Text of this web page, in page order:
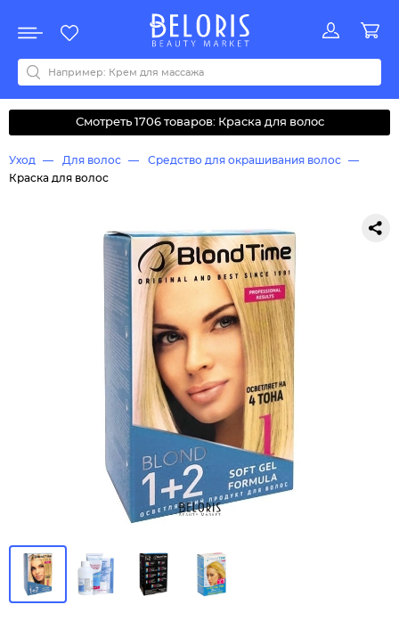
Акции
Все бренды
0-9ABCDEFGHIJKLMNOPQRSTUVWYZАБВДЗИМОКЛНПРСТУФ
Смотреть 1706 товаров: Краска для волос
Уход Для волос
Средство для окрашивания волос
Краска для волос